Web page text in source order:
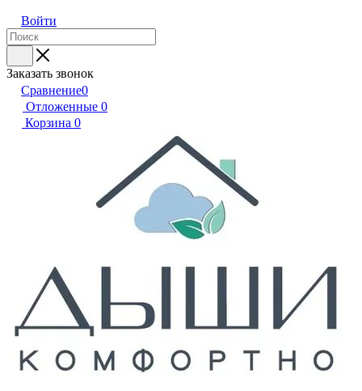
Войти
Заказать звонок
Сравнение0
Отложенные 0
Корзина 0